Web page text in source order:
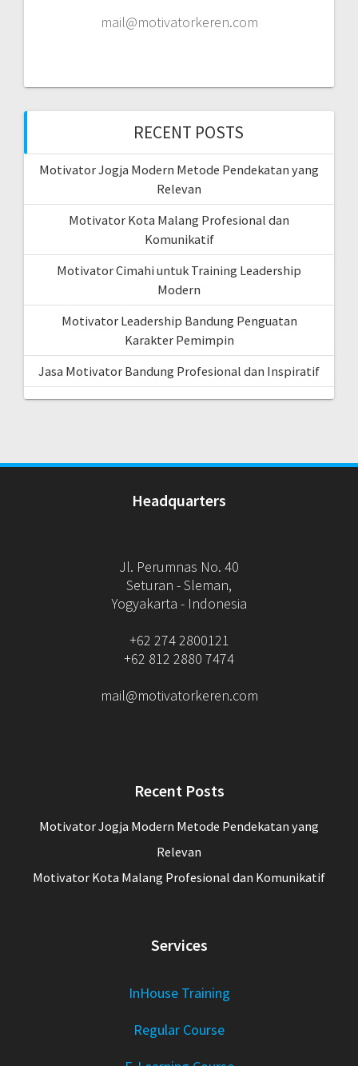
mail@motivatorkeren.com
RECENT POSTS
Motivator Jogja Modern Metode Pendekatan yang
Relevan
Motivator Kota Malang Profesional dan
Komunikatif
Motivator Cimahi untuk Training Leadership
Modern
Motivator Leadership Bandung Penguatan
Karakter Pemimpin
Jasa Motivator Bandung Profesional dan Inspiratif
Headquarters
Jl. Perumnas No. 40
Seturan - Sleman,
Yogyakarta - Indonesia
+62 274 2800121
+62 812 2880 7474
mail@motivatorkeren.com
Recent Posts
Motivator Jogja Modern Metode Pendekatan yang
Relevan
Motivator Kota Malang Profesional dan Komunikatif
Services
InHouse Training
Regular Course